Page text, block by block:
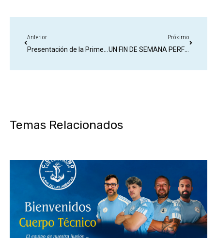
Anterior
Presentación de la Primera Equipación del Club Celebrando, 90 años de Pasión y Excelencia en el Fútbol
Próximo
UN FIN DE SEMANA PERFECTO.
Temas Relacionados